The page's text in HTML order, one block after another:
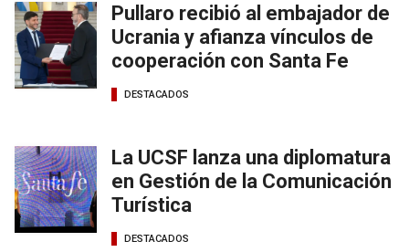
Pullaro recibió al embajador de
Ucrania y afianza vínculos de
cooperación con Santa Fe
DESTACADOS
La UCSF lanza una diplomatura
en Gestión de la Comunicación
Turística
DESTACADOS